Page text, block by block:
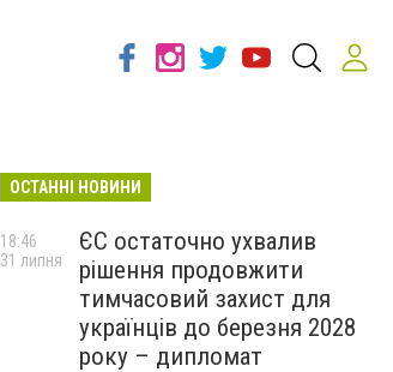
ОСТАННІ НОВИНИ
ЄС остаточно ухвалив
рішення продовжити
тимчасовий захист для
українців до березня 2028
року – дипломат
18:46
31 липня